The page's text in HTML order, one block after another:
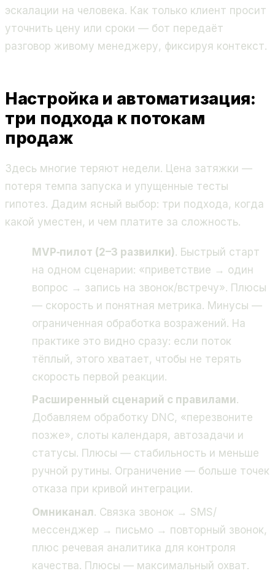
эскалации на человека. Как только клиент просит
уточнить цену или сроки — бот передаёт
разговор живому менеджеру, фиксируя контекст.
Настройка и автоматизация:
три подхода к потокам
продаж
Здесь многие теряют недели. Цена затяжки —
потеря темпа запуска и упущенные тесты
гипотез. Дадим ясный выбор: три подхода, когда
какой уместен, и чем платите за сложность.
MVP‑пилот (2–3 развилки). Быстрый старт
на одном сценарии: «приветствие → один
вопрос → запись на звонок/встречу». Плюсы
— скорость и понятная метрика. Минусы —
ограниченная обработка возражений. На
практике это видно сразу: если поток
тёплый, этого хватает, чтобы не терять
скорость первой реакции.
Расширенный сценарий с правилами.
Добавляем обработку DNC, «перезвоните
позже», слоты календаря, автозадачи и
статусы. Плюсы — стабильность и меньше
ручной рутины. Ограничение — больше точек
отказа при кривой интеграции.
Омниканал. Связка звонок → SMS/
мессенджер → письмо → повторный звонок,
плюс речевая аналитика для контроля
качества. Плюсы — максимальный охват.